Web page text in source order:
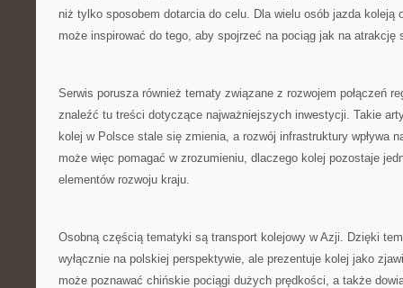
niż tylko sposobem dotarcia do celu. Dla wielu osób jazda koleją
może inspirować do tego, aby spojrzeć na pociąg jak na atrakcję
Serwis porusza również tematy związane z rozwojem połączeń
znaleźć tu treści dotyczące najważniejszych inwestycji. Takie
kolej w Polsce stale się zmienia, a rozwój infrastruktury wpływa
może więc pomagać w zrozumieniu, dlaczego kolej pozostaje
elementów rozwoju kraju.
Osobną częścią tematyki są transport kolejowy w Azji. Dzięki
wyłącznie na polskiej perspektywie, ale prezentuje kolej jako
może poznawać chińskie pociągi dużych prędkości, a także